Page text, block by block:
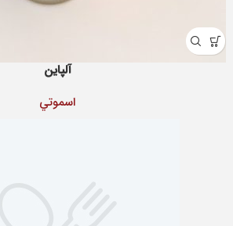
آلپاین
اسموتي